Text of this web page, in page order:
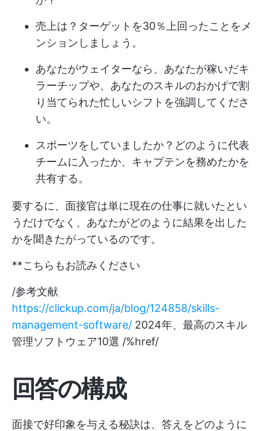
売上は？ターゲットを30％上回ったことをメ
ンションしましょう。
あなたがウェイターなら、あなたが稼いだキ
ラーチップや、あなたのスキルのおかげで割
り当てられた忙しいシフトを強調してくださ
い。
スポーツをしていましたか？どのように代表
チームに入ったか、キャプテンを務めたかを
共有する。
要するに、面接官は単に現在の仕事に就いたとい
うだけでなく、あなたがどのように結果を出した
かを聞きたがっているのです。
**こちらもお読みください
/参考文献
https://clickup.com/ja/blog/124858/skills-
management-software/ 2024年、最高のスキル
管理ソフトウェア10選 /%href/
回答の構成
面接で好印象を与える秘訣は、答えをどのように